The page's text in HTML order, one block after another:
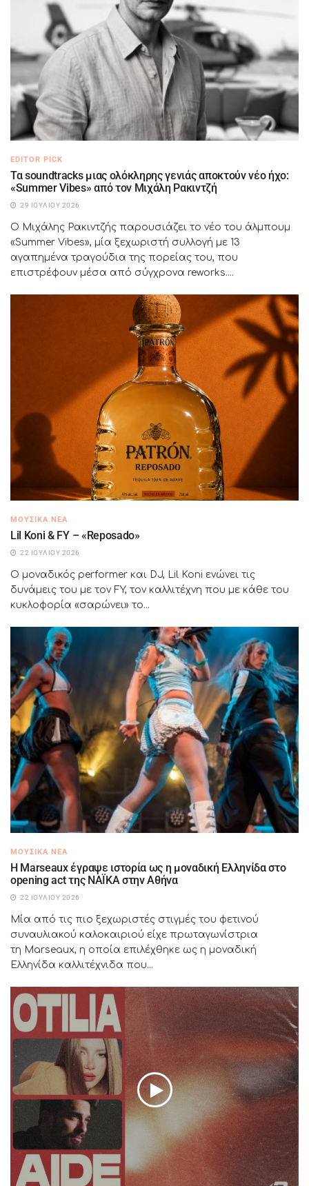
EDITOR PICK
Τα soundtracks μιας ολόκληρης γενιάς αποκτούν νέο ήχο:
«Summer Vibes» από τον Μιχάλη Ρακιντζή
29 ΙΟΥΛΊΟΥ 2026
Ο Μιχάλης Ρακιντζής παρουσιάζει το νέο του άλμπουμ
«Summer Vibes», μία ξεχωριστή συλλογή με 13
αγαπημένα τραγούδια της πορείας του, που
επιστρέφουν μέσα από σύγχρονα reworks....
ΜΟΥΣΙΚΆ ΝΈΑ
Lil Koni & FY – «Reposado»
22 ΙΟΥΛΊΟΥ 2026
Ο μοναδικός performer και DJ, Lil Koni ενώνει τις
δυνάμεις του με τον FY, τον καλλιτέχνη που με κάθε του
κυκλοφορία «σαρώνει» το...
ΜΟΥΣΙΚΆ ΝΈΑ
H Marseaux έγραψε ιστορία ως η μοναδική Ελληνίδα στο
opening act της NAÏKA στην Αθήνα
22 ΙΟΥΛΊΟΥ 2026
Μία από τις πιο ξεχωριστές στιγμές του φετινού
συναυλιακού καλοκαιριού είχε πρωταγωνίστρια
τη Marseaux, η οποία επιλέχθηκε ως η μοναδική
Ελληνίδα καλλιτέχνιδα που...